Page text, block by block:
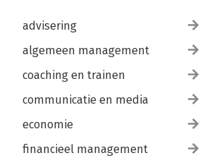
advisering
algemeen management
coaching en trainen
communicatie en media
economie
financieel management